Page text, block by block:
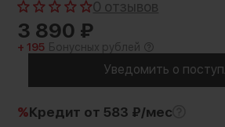
0 отзывов
3 890 ₽
+ 195 Бонусных рублей
Уведомить о
%Кредит от 583 ₽/мес